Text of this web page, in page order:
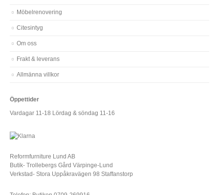
Möbelrenovering
Citesintyg
Om oss
Frakt & leverans
Allmänna villkor
Öppettider
Vardagar 11-18 Lördag & söndag 11-16
Reformfurniture Lund AB
Butik- Trollebergs Gård Värpinge-Lund
Verkstad- Stora Uppåkravägen 98 Staffanstorp